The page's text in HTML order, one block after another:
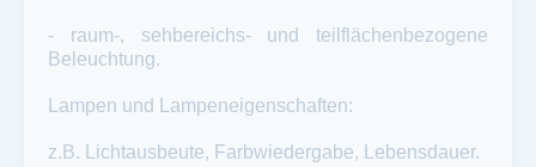
- raum-, sehbereichs- und teilflächenbezogene
Beleuchtung.
Lampen und Lampeneigenschaften:
z.B. Lichtausbeute, Farbwiedergabe, Lebensdauer.